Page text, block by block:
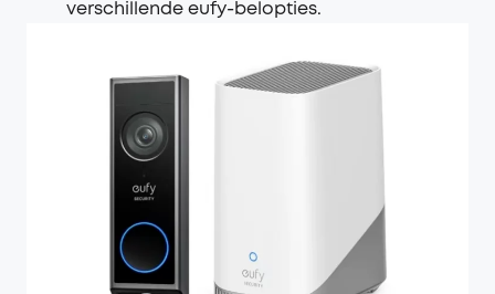
verschillende eufy-belopties.